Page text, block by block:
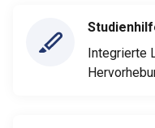
Integrierte